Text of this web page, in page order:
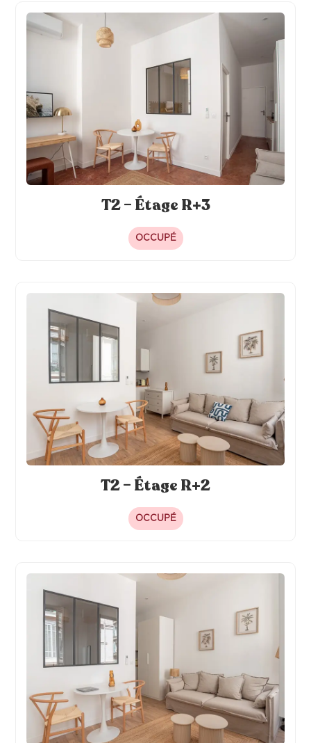
T2 – Étage R+3
OCCUPÉ
T2 – Étage R+2
OCCUPÉ